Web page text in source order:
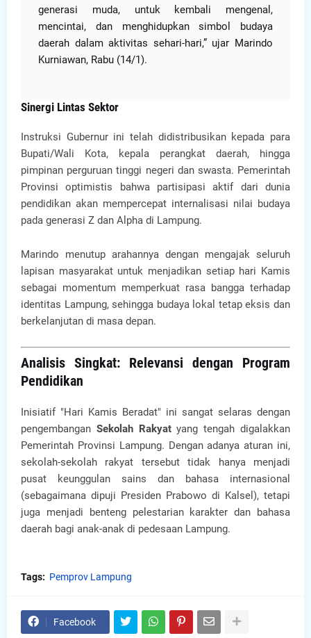
generasi muda, untuk kembali mengenal,
mencintai, dan menghidupkan simbol budaya
daerah dalam aktivitas sehari-hari,” ujar Marindo
Kurniawan, Rabu (14/1).
Sinergi Lintas Sektor
Instruksi Gubernur ini telah didistribusikan kepada para
Bupati/Wali Kota, kepala perangkat daerah, hingga
pimpinan perguruan tinggi negeri dan swasta. Pemerintah
Provinsi optimistis bahwa partisipasi aktif dari dunia
pendidikan akan mempercepat internalisasi nilai budaya
pada generasi Z dan Alpha di Lampung.
Marindo menutup arahannya dengan mengajak seluruh
lapisan masyarakat untuk menjadikan setiap hari Kamis
sebagai momentum memperkuat rasa bangga terhadap
identitas Lampung, sehingga budaya lokal tetap eksis dan
berkelanjutan di masa depan.
Analisis Singkat: Relevansi dengan Program
Pendidikan
Inisiatif "Hari Kamis Beradat" ini sangat selaras dengan
pengembangan Sekolah Rakyatyang tengah digalakkan
Pemerintah Provinsi Lampung. Dengan adanya aturan ini,
sekolah-sekolah rakyat tersebut tidak hanya menjadi
pusat keunggulan sains dan bahasa internasional
(sebagaimana dipuji Presiden Prabowo di Kalsel), tetapi
juga menjadi benteng pelestarian karakter dan bahasa
daerah bagi anak-anak di pedesaan Lampung.
Tags: Pemprov Lampung
Facebook